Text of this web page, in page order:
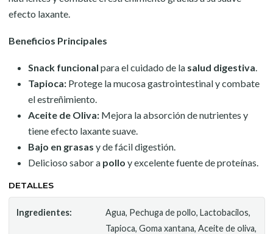
efecto laxante.
Beneficios Principales
Snack funcional para el cuidado de la salud digestiva.
Tapioca:Protege la mucosa gastrointestinal y combate
el estreñimiento.
Aceite de Oliva:Mejora la absorción de nutrientes y
tiene efecto laxante suave.
Bajo en grasas y de fácil digestión.
Delicioso sabor a pollo y excelente fuente de proteínas.
DETALLES
Ingredientes:
Agua, Pechuga de pollo, Lactobacilos,
Tapioca, Goma xantana, Aceite de oliva,